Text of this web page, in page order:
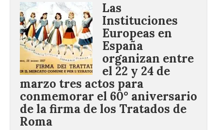
Las
Instituciones
Europeas en
España
organizan entre
el 22 y 24 de
marzo tres actos para
conmemorar el 60° aniversario
de la firma de los Tratados de
Roma